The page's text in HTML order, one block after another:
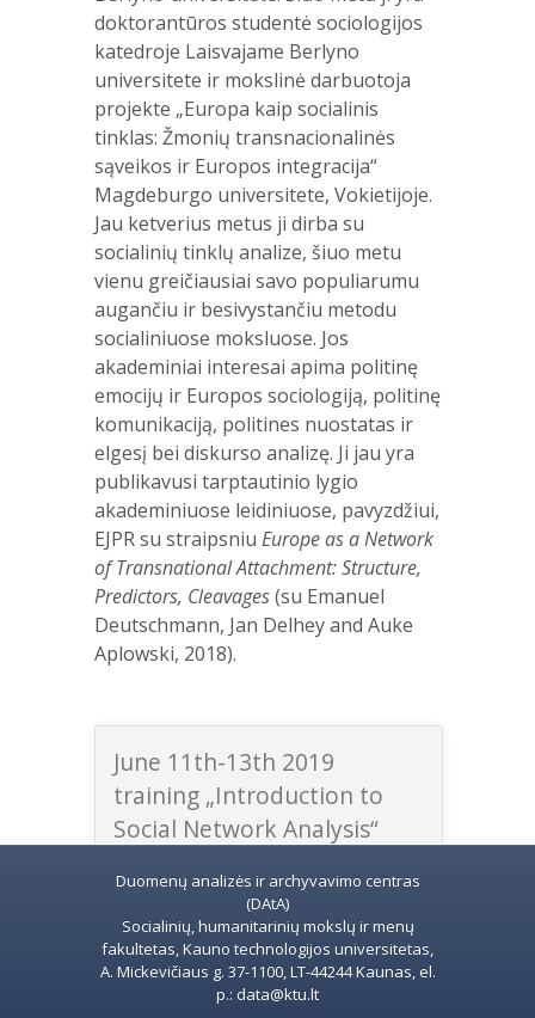
doktorantūros studentė sociologijos
katedroje Laisvajame Berlyno
universitete ir mokslinė darbuotoja
projekte „Europa kaip socialinis
tinklas: Žmonių transnacionalinės
sąveikos ir Europos integracija“
Magdeburgo universitete, Vokietijoje.
Jau ketverius metus ji dirba su
socialinių tinklų analize, šiuo metu
vienu greičiausiai savo populiarumu
augančiu ir besivystančiu metodu
socialiniuose moksluose. Jos
akademiniai interesai apima politinę
emocijų ir Europos sociologiją, politinę
komunikaciją, politines nuostatas ir
elgesį bei diskurso analizę. Ji jau yra
publikavusi tarptautinio lygio
akademiniuose leidiniuose, pavyzdžiui,
EJPR su straipsniu Europe as a Network
of Transnational Attachment: Structure,
Predictors, Cleavages(su Emanuel
Deutschmann, Jan Delhey and Auke
Aplowski, 2018).
June 11th-13th 2019
training „Introduction to
Social Network Analysis“
Duomenų analizės ir archyvavimo centras
(DAtA)
Socialinių, humanitarinių mokslų ir menų
fakultetas, Kauno technologijos universitetas,
A. Mickevičiaus g. 37-1100, LT-44244 Kaunas, el.
p.: data@ktu.lt